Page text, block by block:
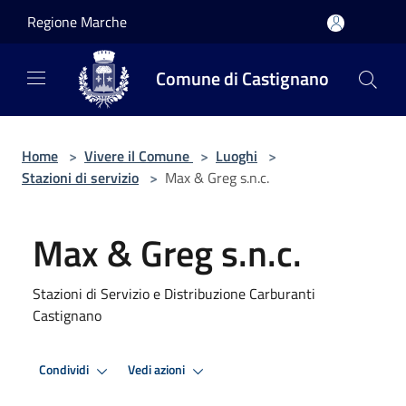
Regione Marche
Comune di Castignano
Home > Vivere il Comune > Luoghi >
Stazioni di servizio > Max & Greg s.n.c.
Max & Greg s.n.c.
Stazioni di Servizio e Distribuzione Carburanti
Castignano
Condividi Vedi azioni